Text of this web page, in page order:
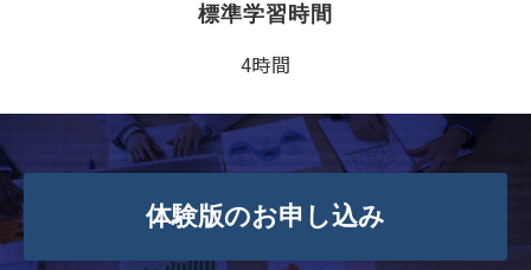
標準学習時間
4時間
体験版のお申し込み